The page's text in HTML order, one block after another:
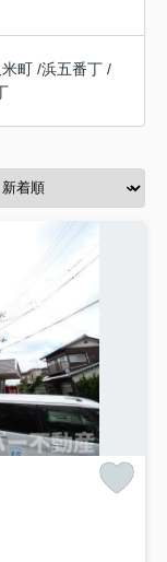
米町 /浜五番丁 /